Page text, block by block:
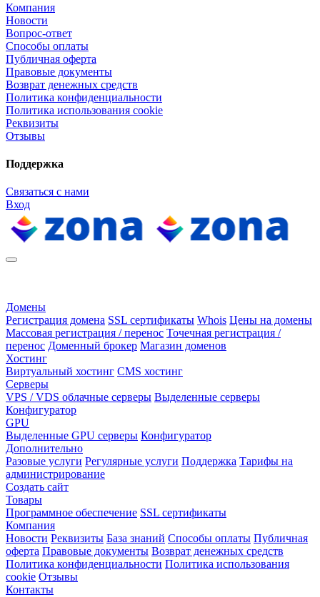
Компания
Новости
Вопрос-ответ
Способы оплаты
Публичная оферта
Правовые документы
Возврат денежных средств
Политика конфиденциальности
Политика использования cookie
Реквизиты
Отзывы
Поддержка
Связаться с нами
Вход
Домены
Регистрация домена SSL сертификаты Whois Цены на домены
Массовая регистрация / перенос Точечная регистрация /
перенос Доменный брокер Магазин доменов
Хостинг
Виртуальный хостинг CMS хостинг
Серверы
VPS / VDS облачные серверы Выделенные серверы
Конфигуратор
GPU
Выделенные GPU серверы Конфигуратор
Дополнительно
Разовые услуги Регулярные услуги Поддержка Тарифы на
администрирование
Создать сайт
Товары
Программное обеспечение SSL сертификаты
Компания
Новости Реквизиты База знаний Способы оплаты Публичная
оферта Правовые документы Возврат денежных средств
Политика конфиденциальности Политика использования
cookie Отзывы
Контакты